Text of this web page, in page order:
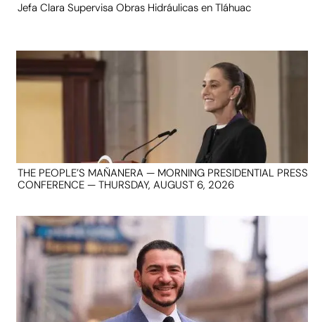
Jefa Clara Supervisa Obras Hidráulicas en Tláhuac
THE PEOPLE’S MAÑANERA — MORNING PRESIDENTIAL PRESS
CONFERENCE — THURSDAY, AUGUST 6, 2026